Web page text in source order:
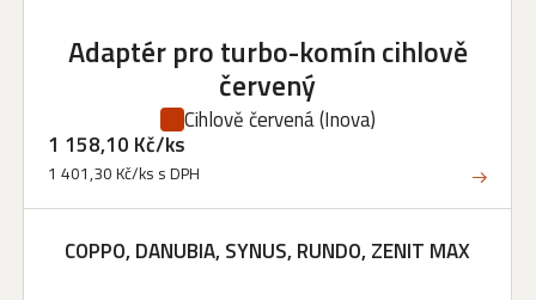
Adaptér pro turbo-komín cihlově
červený
Cihlově červená(Inova)
1 158,10 Kč/ks
1 401,30 Kč/ks s DPH
COPPO, DANUBIA, SYNUS, RUNDO, ZENIT MAX